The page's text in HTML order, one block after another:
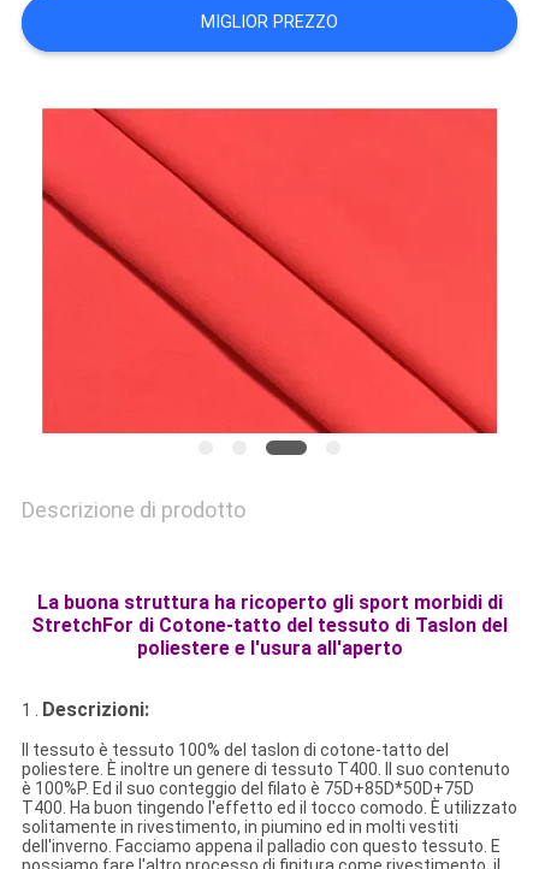
DEL
SITO
PRIVACY
POLICY
MIGLIOR PREZZO
Descrizione di prodotto
La buona struttura ha ricoperto gli sport morbidi di
StretchFor di Cotone-tatto del tessuto di Taslon del
poliestere e l'usura all'aperto
1 . Descrizioni:
Il tessuto è tessuto 100% del taslon di cotone-tatto del
poliestere. È inoltre un genere di tessuto T400. Il suo contenuto
è 100%P. Ed il suo conteggio del filato è 75D+85D*50D+75D
T400. Ha buon tingendo l'effetto ed il tocco comodo. È utilizzato
solitamente in rivestimento, in piumino ed in molti vestiti
dell'inverno. Facciamo appena il palladio con questo tessuto. E